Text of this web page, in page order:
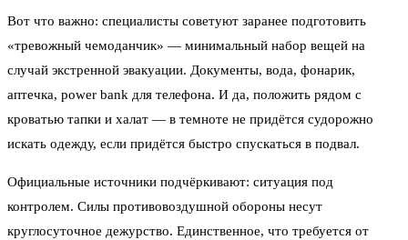
Вот что важно: специалисты советуют заранее подготовить
«тревожный чемоданчик» — минимальный набор вещей на
случай экстренной эвакуации. Документы, вода, фонарик,
аптечка, power bank для телефона. И да, положить рядом с
кроватью тапки и халат — в темноте не придётся судорожно
искать одежду, если придётся быстро спускаться в подвал.
Официальные источники подчёркивают: ситуация под
контролем. Силы противовоздушной обороны несут
круглосуточное дежурство. Единственное, что требуется от